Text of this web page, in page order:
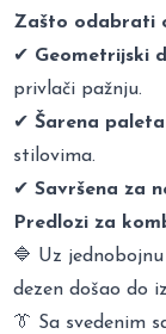
Zašto odabrati
✔ Geometrijski
privlači pažnju.
✔Šarena
stilovima.
✔Savršena za
Predlozi za
🔷 Uz
dezen došao do
👔 Sa svedenim